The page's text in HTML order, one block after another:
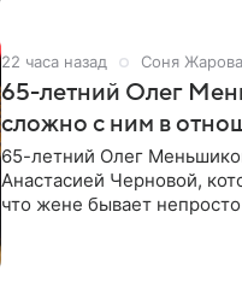
22 часа назад Соня Жарова
65-летний Олег
сложно с ним в
65-летний Олег
Анастасией Черновой,
что жене бывает